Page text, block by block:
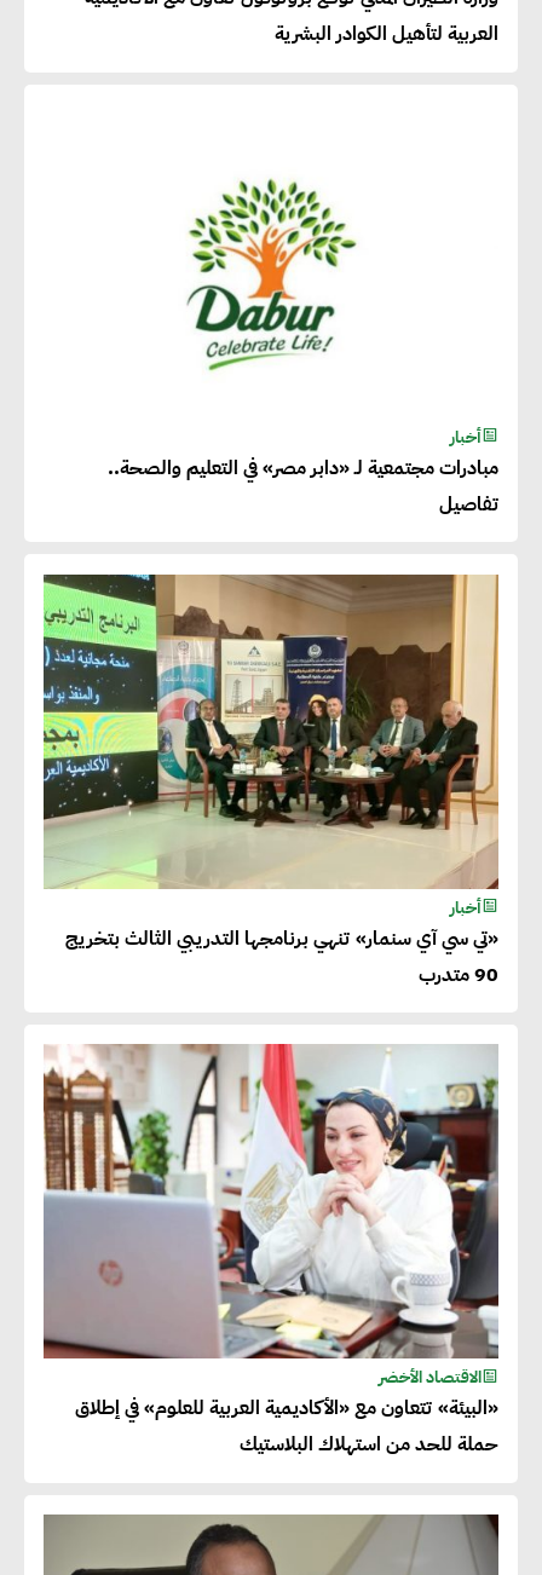
العربية لتأهيل الكوادر البشرية
أخبار
مبادرات مجتمعية لـ «دابر مصر» في التعليم والصحة..
تفاصيل
أخبار
«تي سي آي سنمار» تنهي برنامجها التدريبي الثالث بتخريج
90 متدرب
الاقتصاد الأخضر
«البيئة» تتعاون مع «الأكاديمية العربية للعلوم» في إطلاق
حملة للحد من استهلاك البلاستيك